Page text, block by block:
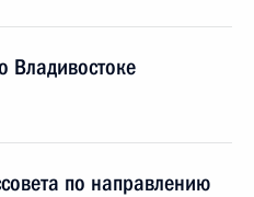
Владивостоке
по направлению